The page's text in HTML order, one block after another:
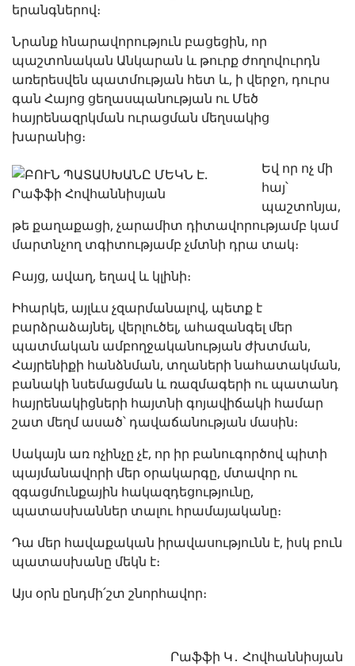
երանգներով։
Նրանք հնարավորություն բացեցին, որ
պաշտոնական Անկարան և թուրք ժողովուրդն
առերեսվեն պատմության հետ և, ի վերջո, դուրս
գան Հայոց ցեղասպանության ու Մեծ
հայրենազրկման ուրացման մեղսակից
խարանից։
Եվ որ ոչ մի
հայ՝
պաշտոնյա,
թե քաղաքացի, չարամիտ դիտավորությամբ կամ
մարտնչող տգիտությամբ չմտնի դրա տակ։
Բայց, ավաղ, եղավ և կլինի։
Իհարկե, այլևս չզարմանալով, պետք է
բարձրաձայնել, վերլուծել, ահազանգել մեր
պատմական ամբողջականության ժխտման,
Հայրենիքի հանձնման, տղաների նահատակման,
բանակի նսեմացման և ռազմագերի ու պատանդ
հայրենակիցների հայտնի գոյավիճակի համար
շատ մեղմ ասած՝ դավաճանության մասին։
Սակայն առ ոչինչը չէ, որ իր բանուգործով պիտի
պայմանավորի մեր օրակարգը, մտավոր ու
զգացմունքային հակազդեցությունը,
պատասխաններ տալու հրամայականը։
Դա մեր հավաքական իրավասությունն է, իսկ բուն
պատասխանը մեկն է։
Այս օրն ընդմի՛շտ շնորհավոր։
Րաֆֆի Կ․ Հովհաննիսյան